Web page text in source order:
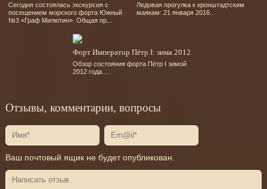
Сегодня состоялась экскурсия с
посещением морского форта Южный
№3 «Граф Милютин». Общая пр...
Ледовая прогулка к кронштадтским
маякам: 21 января 2016...
Форт Император Пётр I: зима 2012
Обзор состояния форта Пётр I зимой
2012 года....
Отзывы, комментарии, вопросы
Ваш почтовый ящик не будет опубликован.